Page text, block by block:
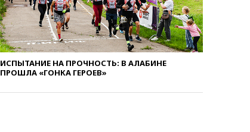
вчера, 21:21Правительство
РФ разрешило продажу
бензина старых
экологических классов
вчера, 21:15Путин обсудил с
Машковым 150-летие Союза
ИСПЫТАНИЕ НА ПРОЧНОСТЬ: В АЛАБИНЕ
ПРОШЛА «ГОНКА ГЕРОЕВ»